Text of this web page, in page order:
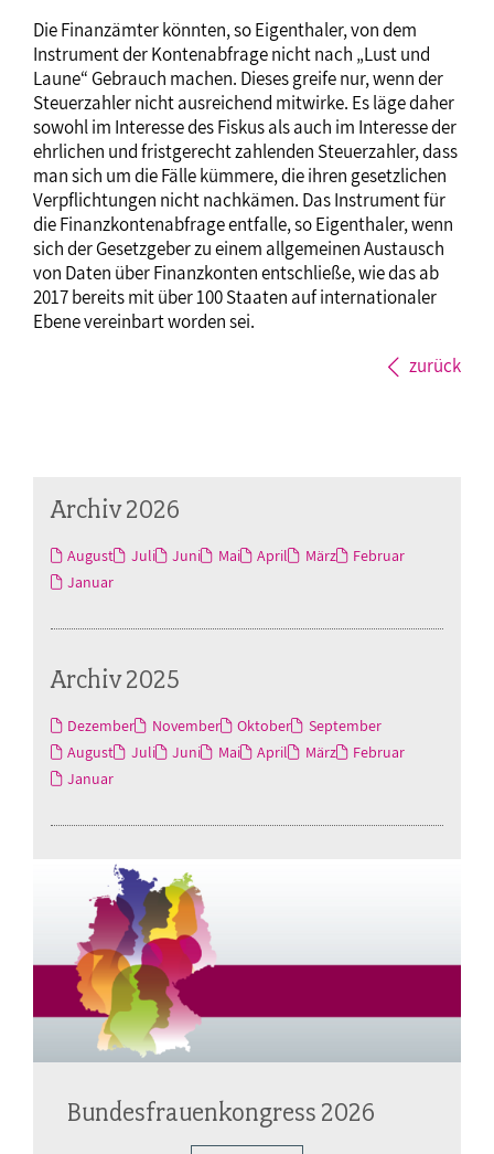
Die Finanzämter könnten, so Eigenthaler, von dem
Instrument der Kontenabfrage nicht nach „Lust und
Laune“ Gebrauch machen. Dieses greife nur, wenn der
Steuerzahler nicht ausreichend mitwirke. Es läge daher
sowohl im Interesse des Fiskus als auch im Interesse der
ehrlichen und fristgerecht zahlenden Steuerzahler, dass
man sich um die Fälle kümmere, die ihren gesetzlichen
Verpflichtungen nicht nachkämen. Das Instrument für
die Finanzkontenabfrage entfalle, so Eigenthaler, wenn
sich der Gesetzgeber zu einem allgemeinen Austausch
von Daten über Finanzkonten entschließe, wie das ab
2017 bereits mit über 100 Staaten auf internationaler
Ebene vereinbart worden sei.
zurück
Archiv 2026
August Juli Juni Mai April März
Februar
Januar
Archiv 2025
Dezember November Oktober
September
August
Juli Juni Mai April März
Februar
Januar
Bundesfrauenkongress 2026